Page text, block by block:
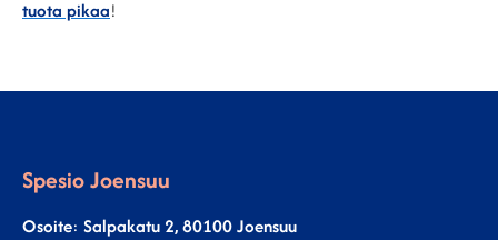
tuota pikaa!
Spesio Joensuu
Osoite: Salpakatu 2, 80100 Joensuu